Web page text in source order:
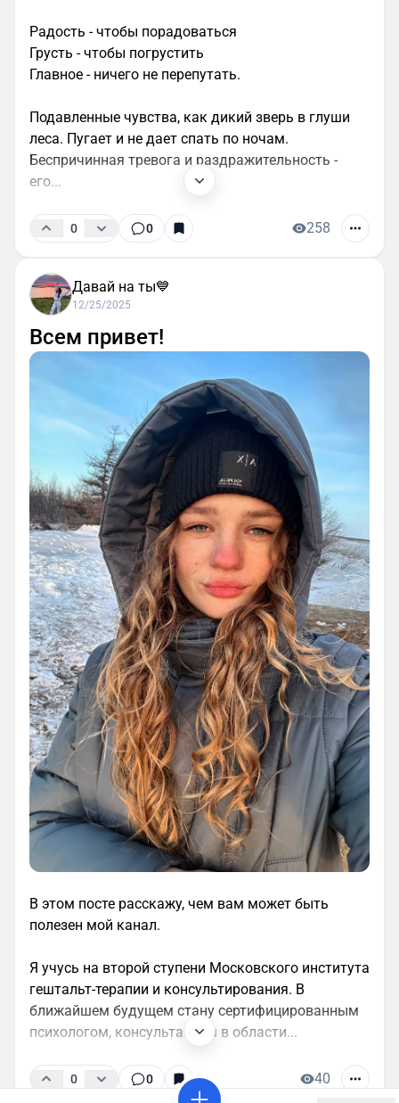
Радость - чтобы порадоваться
Грусть - чтобы погрустить
Главное - ничего не перепутать.
Подавленные чувства, как дикий зверь в глуши
леса. Пугает и не дает спать по ночам.
Беспричинная тревога и раздражительность -
его...
0 0 258
Давай на ты💙
12/25/2025
Всем привет!
В этом посте расскажу, чем вам может быть
полезен мой канал.
Я учусь на второй ступени Московского института
гештальт-терапии и консультирования. В
ближайшем будущем стану сертифицированным
психологом, консультантом в области...
0 0 40